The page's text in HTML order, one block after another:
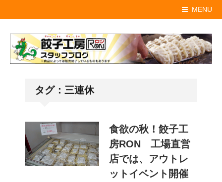
MENU
タグ：三連休
食欲の秋！餃子工
房RON 工場直営
店では、アウトレ
ットイベント開催